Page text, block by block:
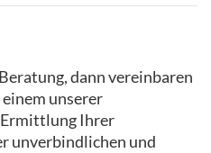
dann vereinbaren
unserer
Ihrer
unverbindlichen und